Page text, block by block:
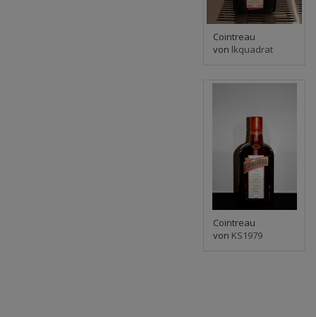
Cointreau
von lkquadrat
Cointreau
von KS1979